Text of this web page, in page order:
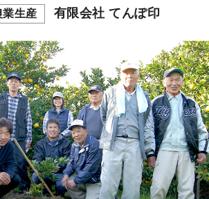
業生産 有限会社 てんぽ印